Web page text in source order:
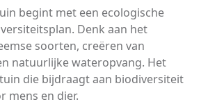
begint met een ecologische
Denk aan het
soorten, creëren van
natuurlijke wateropvang. Het
die bijdraagt aan biodiversiteit
mens en dier.